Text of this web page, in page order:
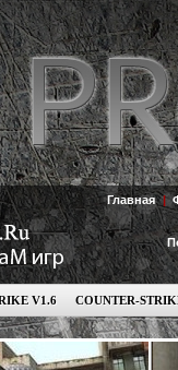
Главная |
V1.6 COUNTER-